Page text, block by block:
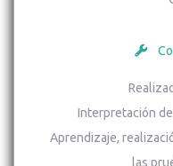
Interpretación
Aprendizaje,
las